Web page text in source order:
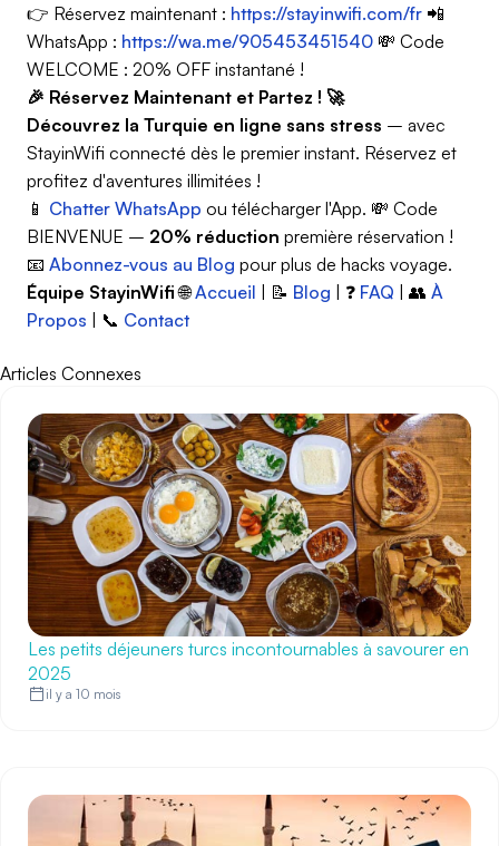
👉 Réservez maintenant : https://stayinwifi.com/fr 📲
WhatsApp : https://wa.me/905453451540 💸 Code
WELCOME : 20% OFF instantané !
🎉 Réservez Maintenant et Partez ! 🚀
Découvrez la Turquie en ligne sans stress – avec
StayinWifi connecté dès le premier instant. Réservez et
profitez d'aventures illimitées !
📱 Chatter WhatsApp ou télécharger l'App. 💸 Code
BIENVENUE – 20% réduction première réservation !
📧 Abonnez-vous au Blog pour plus de hacks voyage.
Équipe StayinWifi🌐Accueil | 📝 Blog | ❓ FAQ | 👥 À
Propos | 📞 Contact
Articles Connexes
Les petits déjeuners turcs incontournables à savourer en
2025
il y a 10 mois